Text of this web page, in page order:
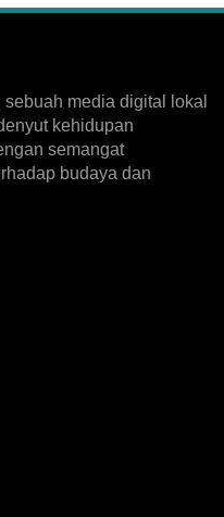
media digital lokal
kehidupan
semangat
budaya dan